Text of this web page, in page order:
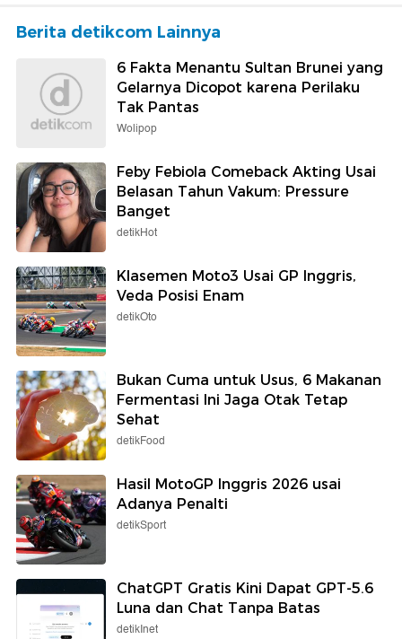
Berita detikcom Lainnya
6 Fakta Menantu Sultan Brunei yang
Gelarnya Dicopot karena Perilaku
Tak Pantas
Wolipop
Feby Febiola Comeback Akting Usai
Belasan Tahun Vakum: Pressure
Banget
detikHot
Klasemen Moto3 Usai GP Inggris,
Veda Posisi Enam
detikOto
Bukan Cuma untuk Usus, 6 Makanan
Fermentasi Ini Jaga Otak Tetap
Sehat
detikFood
Hasil MotoGP Inggris 2026 usai
Adanya Penalti
detikSport
ChatGPT Gratis Kini Dapat GPT-5.6
Luna dan Chat Tanpa Batas
detikInet